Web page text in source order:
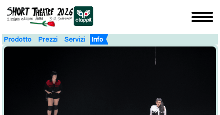
Prodotto Prezzi Servizi Info